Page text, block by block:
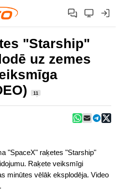
"Starship"
uz zemes
11
"SpaceX" raķetes "Starship"
Raķete veiksmīgi
minūtes vēlāk eksplodēja. Video